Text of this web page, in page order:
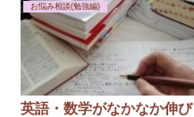
お悩み相談(勉強編)
英語・数学がなかなか伸び